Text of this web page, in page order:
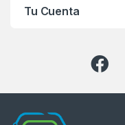
Tu Cuenta